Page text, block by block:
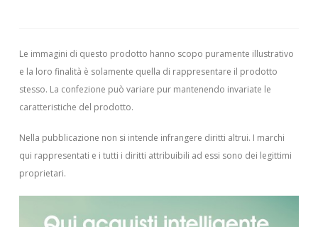
Le immagini di questo prodotto hanno scopo puramente illustrativo
e la loro finalità è solamente quella di rappresentare il prodotto
stesso. La confezione può variare pur mantenendo invariate le
caratteristiche del prodotto.
Nella pubblicazione non si intende infrangere diritti altrui. I marchi
qui rappresentati e i tutti i diritti attribuibili ad essi sono dei legittimi
proprietari.